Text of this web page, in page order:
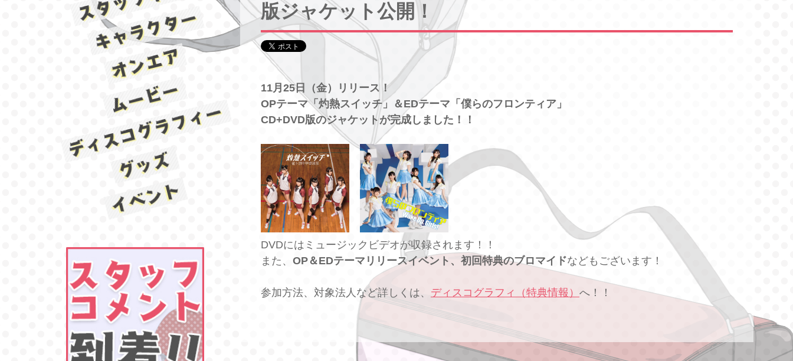
版ジャケット公開！
11月25日（金）リリース！
OPテーマ「灼熱スイッチ」＆EDテーマ「僕らのフロンティア」
CD+DVD版のジャケットが完成しました！！
DVDにはミュージックビデオが収録されます！！
また、 OP＆EDテーマリリースイベント、初回特典のブロマイドなどもございます！
参加方法、対象法人など詳しくは、 ディスコグラフィ（特典情報） へ！！